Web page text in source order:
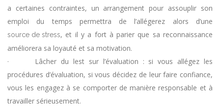
a certaines contraintes, un arrangement pour assouplir son
emploi du temps permettra de l’allégerez alors d’une
source de stress, et il y a fort à parier que sa reconnaissance
améliorera sa loyauté et sa motivation.
· Lâcher du lest sur l’évaluation : si vous allégez les
procédures d’évaluation, si vous décidez de leur faire confiance,
vous les engagez à se comporter de manière responsable et à
travailler sérieusement.